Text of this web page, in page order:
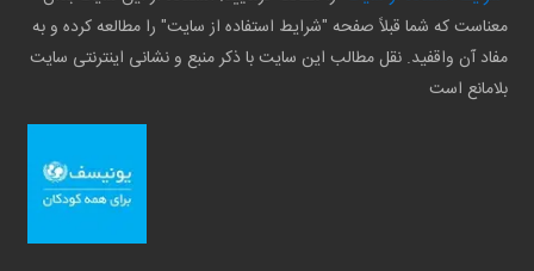
معناست که شما قبلاً صفحه "شرایط استفاده از سایت" را مطالعه کرده و به
مفاد آن واقفید. نقل مطالب این سایت با ذکر منبع و نشانی اینترنتی سایت
بلامانع است